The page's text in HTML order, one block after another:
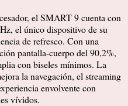
el SMART 9 cuenta con
el único dispositivo de su
de refresco. Con una
pantalla-cuerpo del 90,2%,
con biseles mínimos. La
la navegación, el streaming
envolvente con
vívidos.